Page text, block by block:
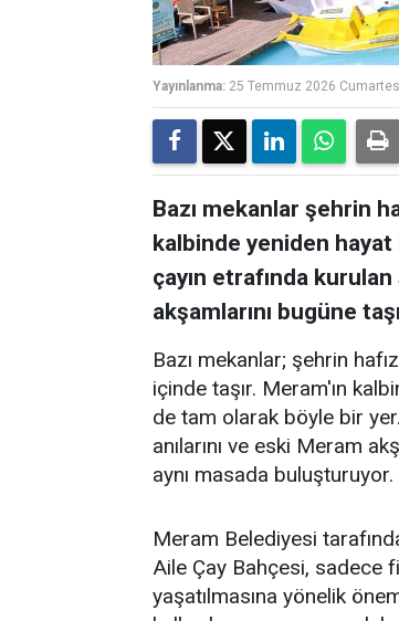
Yayınlanma: 25 Temmuz 2026
Bazı mekanlar şehrin
kalbinde yeniden
çayın etrafında
akşamlarını bugüne
Bazı mekanlar; şehrin
içinde taşır. Meram'ın
de tam olarak böyle bir
anılarını ve eski Meram
aynı masada buluşturuyor.
Meram Belediyesi
Aile Çay Bahçesi, sadece
yaşatılmasına yönelik